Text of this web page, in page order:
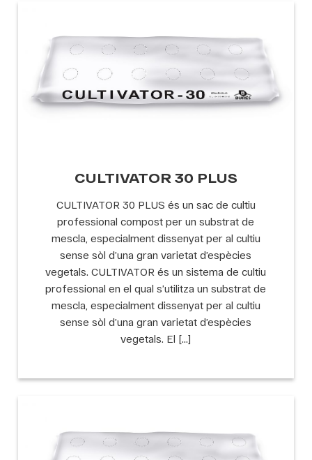
CULTIVATOR 30 PLUS
CULTIVATOR 30 PLUS és un sac de cultiu
professional compost per un substrat de
mescla, especialment dissenyat per al cultiu
sense sòl d’una gran varietat d’espècies
vegetals. CULTIVATOR és un sistema de cultiu
professional en el qual s’utilitza un substrat de
mescla, especialment dissenyat per al cultiu
sense sòl d’una gran varietat d’espècies
vegetals. El […]